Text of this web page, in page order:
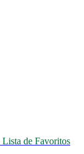
Lista de Favoritos